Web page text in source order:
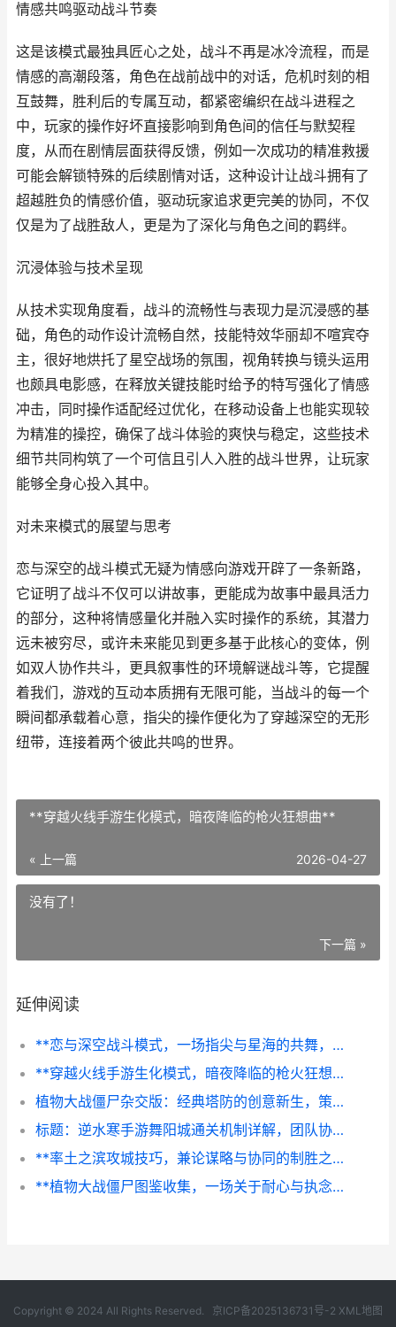
情感共鸣驱动战斗节奏
这是该模式最独具匠心之处，战斗不再是冰冷流程，而是
情感的高潮段落，角色在战前战中的对话，危机时刻的相
互鼓舞，胜利后的专属互动，都紧密编织在战斗进程之
中，玩家的操作好坏直接影响到角色间的信任与默契程
度，从而在剧情层面获得反馈，例如一次成功的精准救援
可能会解锁特殊的后续剧情对话，这种设计让战斗拥有了
超越胜负的情感价值，驱动玩家追求更完美的协同，不仅
仅是为了战胜敌人，更是为了深化与角色之间的羁绊。
沉浸体验与技术呈现
从技术实现角度看，战斗的流畅性与表现力是沉浸感的基
础，角色的动作设计流畅自然，技能特效华丽却不喧宾夺
主，很好地烘托了星空战场的氛围，视角转换与镜头运用
也颇具电影感，在释放关键技能时给予的特写强化了情感
冲击，同时操作适配经过优化，在移动设备上也能实现较
为精准的操控，确保了战斗体验的爽快与稳定，这些技术
细节共同构筑了一个可信且引人入胜的战斗世界，让玩家
能够全身心投入其中。
对未来模式的展望与思考
恋与深空的战斗模式无疑为情感向游戏开辟了一条新路，
它证明了战斗不仅可以讲故事，更能成为故事中最具活力
的部分，这种将情感量化并融入实时操作的系统，其潜力
远未被穷尽，或许未来能见到更多基于此核心的变体，例
如双人协作共斗，更具叙事性的环境解谜战斗等，它提醒
着我们，游戏的互动本质拥有无限可能，当战斗的每一个
瞬间都承载着心意，指尖的操作便化为了穿越深空的无形
纽带，连接着两个彼此共鸣的世界。
**穿越火线手游生化模式，暗夜降临的枪火狂想曲**
« 上一篇 2026-04-27
没有了！
下一篇 »
延伸阅读
**恋与深空战斗模式，一场指尖与星海的共舞，副标题为沉浸式情感联结战斗新体验**
**穿越火线手游生化模式，暗夜降临的枪火狂想曲**
植物大战僵尸杂交版：经典塔防的创意新生，策略与欢笑的完美融合
标题：逆水寒手游舞阳城通关机制详解，团队协作与策略执行的试炼场
**率土之滨攻城技巧，兼论谋略与协同的制胜之道，副标题，破城之钥在于人心**
**植物大战僵尸图鉴收集，一场关于耐心与执念的园艺战争**
Copyright © 2024 All Rights Reserved. 京ICP备2025136731号-2 XML地图